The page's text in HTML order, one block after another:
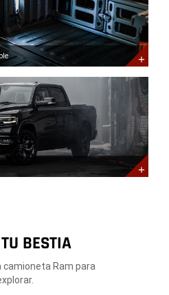
BESTIA
camioneta Ram para